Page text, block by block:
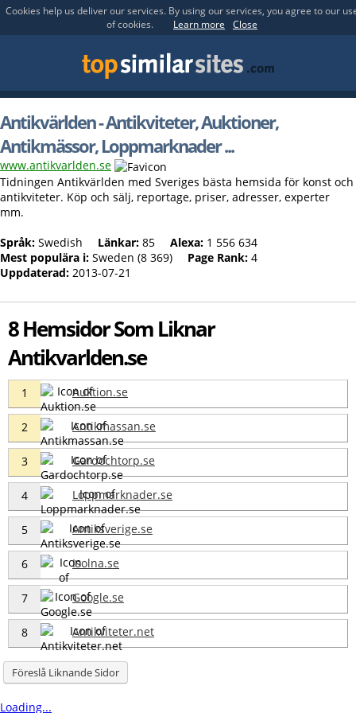
Cookies help us deliver our services. By using our services, you agree to our
of cookies.
Learn more Close
Antikvärlden - Antikviteter, Auktioner,
Antikmässor, Loppmarknader...
www.antikvarlden.se
Tidningen Antikvärlden med Sveriges bästa hemsida för konst och
antikviteter. Köp och sälj, reportage, priser, adresser, experter
mm.
Språk: Swedish Länkar: 85 Alexa: 1 556 634
Mest populära i: Sweden (8 369) Page Rank: 4
Uppdaterad: 2013-07-21
8 Hemsidor Som Liknar
Antikvarlden.se
1 Auktion.se
2 Antikmassan.se
3 Gardochtorp.se
4 Loppmarknader.se
5 Antiksverige.se
6 Isolna.se
7 Google.se
8 Antikviteter.net
Föreslå Liknande Sidor
Loading...